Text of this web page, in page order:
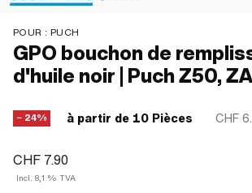
POUR : PUCH
GPO bouchon de
d'huile noir | Puch Z50,
− 24% à partir de 10 Pièces CHF
CHF 7.90
Incl. 8,1 % TVA